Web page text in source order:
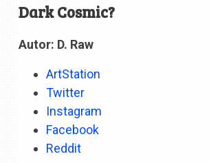
Dark Cosmic?
Autor: D. Raw
ArtStation
Twitter
Instagram
Facebook
Reddit